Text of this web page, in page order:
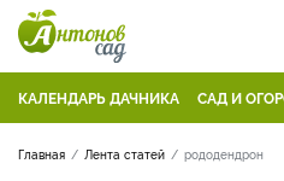
КАЛЕНДАРЬ ДАЧНИКА САД И
Главная Лента статей рододендрон